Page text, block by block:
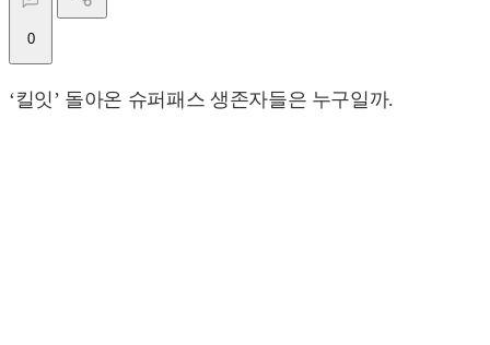
0
‘킬잇’ 돌아온 슈퍼패스 생존자들은 누구일까.